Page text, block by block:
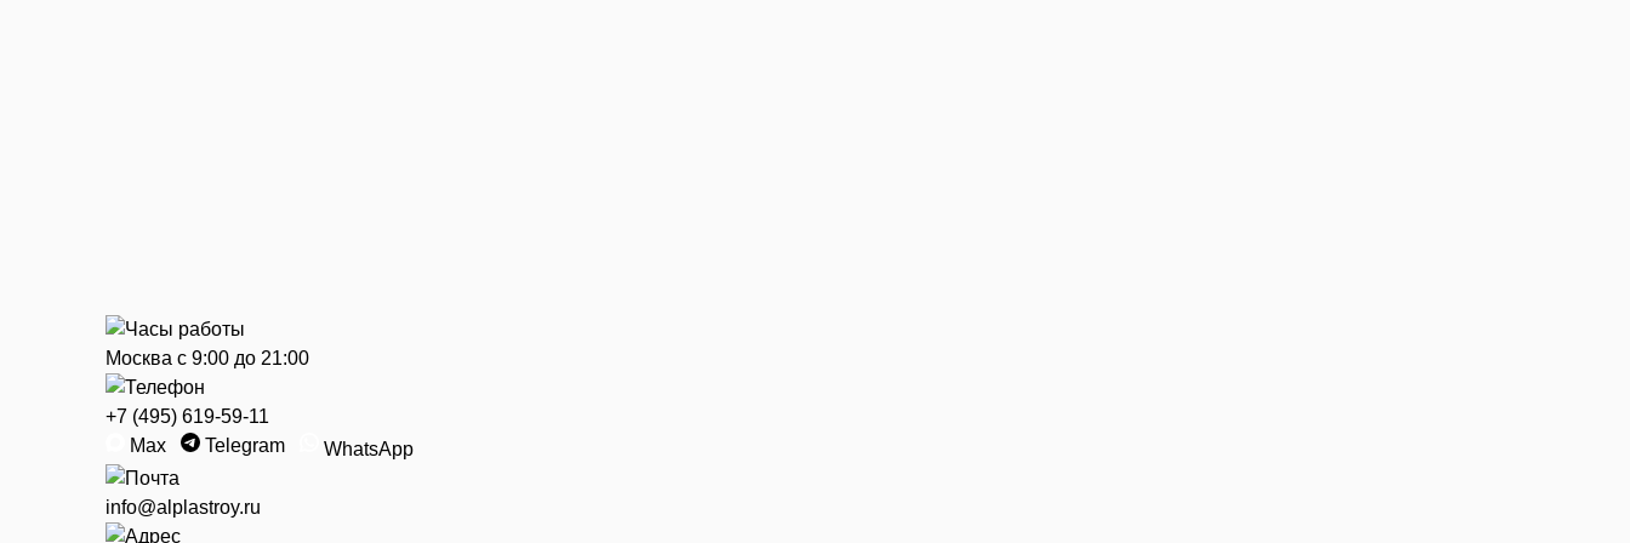
Москва с 9:00 до 21:00
+7 (495) 619-59-11
Max
Telegram WhatsApp
info@alplastroy.ru
Беседки и веранды
Сертификаты